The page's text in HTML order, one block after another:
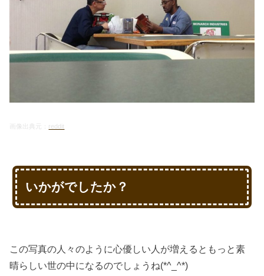
画像出典元： reddit
いかがでしたか？
この写真の人々のように心優しい人が増えるともっと素
晴らしい世の中になるのでしょうね(*^_^*)